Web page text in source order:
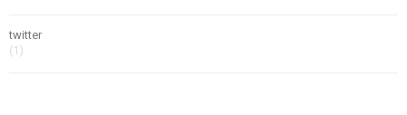
twitter
(1)